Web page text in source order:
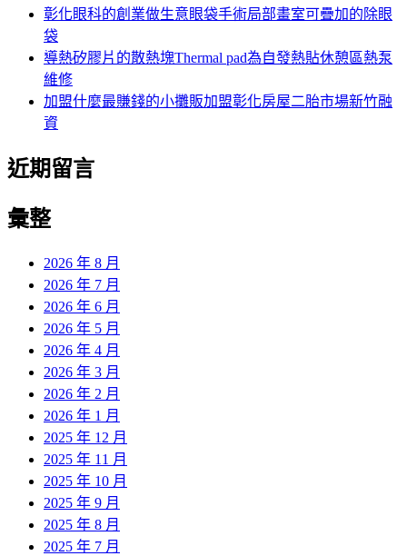
彰化眼科的創業做生意眼袋手術局部畫室可疊加的除眼
袋
導熱矽膠片的散熱塊Thermal pad為自發熱貼休憩區熱泵
維修
加盟什麼最賺錢的小攤販加盟彰化房屋二胎市場新竹融
資
近期留言
彙整
2026 年 8 月
2026 年 7 月
2026 年 6 月
2026 年 5 月
2026 年 4 月
2026 年 3 月
2026 年 2 月
2026 年 1 月
2025 年 12 月
2025 年 11 月
2025 年 10 月
2025 年 9 月
2025 年 8 月
2025 年 7 月